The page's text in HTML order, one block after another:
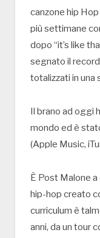
canzone hip
più settimane
dopo “it’s like
segnato il
totalizzati in una
Il brano ad oggi
mondo ed è
(Apple Music,
È Post Malone
hip-hop creato
curriculum è
anni, da un tour